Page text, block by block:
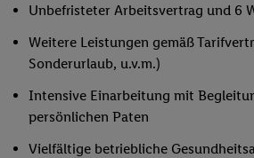
Unbefristeter Arbeitsvertrag und 6
Weitere Leistungen gemäß
Sonderurlaub, u.v.m.)
Intensive Einarbeitung mit
persönlichen Paten
Vielfältige betriebliche